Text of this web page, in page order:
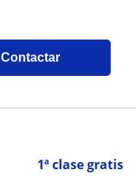
Contactar
1ª clase gratis